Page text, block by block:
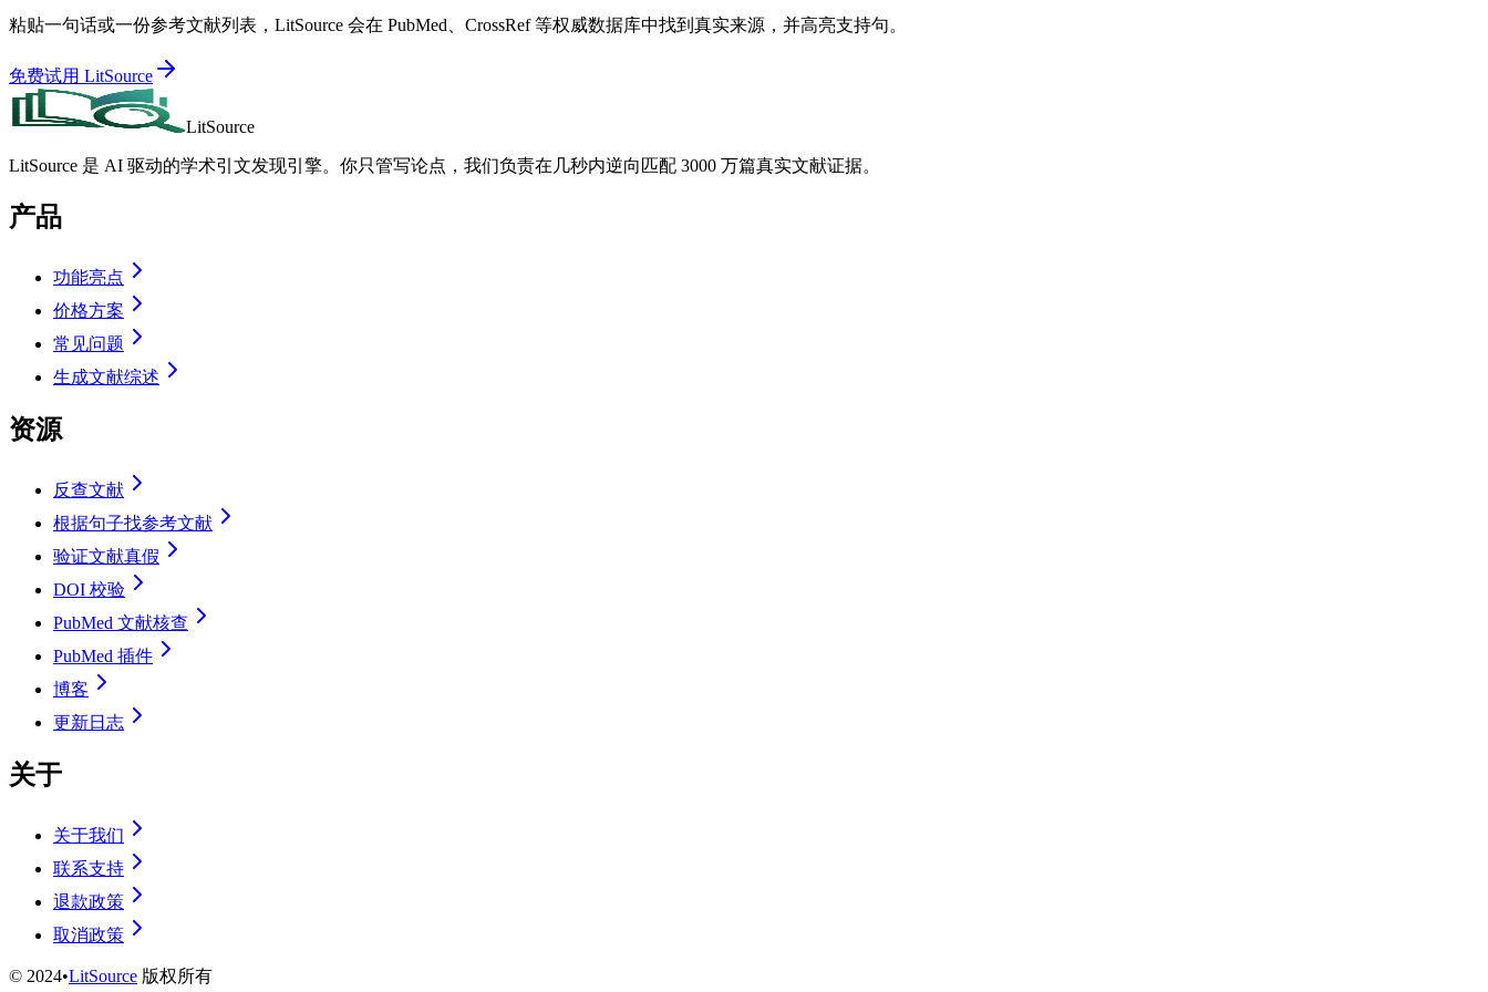
粘贴一句话或一份参考文献列表，LitSource 会在 PubMed、CrossRef 等权威数据库中找到真实来源，并高亮支持句。
免费试用 LitSource
LitSource
LitSource 是 AI 驱动的学术引文发现引擎。你只管写论点，我们负责在几秒内逆向匹配 3000 万篇真实文献证据。
产品
功能亮点
价格方案
常见问题
生成文献综述
资源
反查文献
根据句子找参考文献
验证文献真假
DOI 校验
PubMed 文献核查
PubMed 插件
博客
更新日志
关于
关于我们
联系支持
退款政策
取消政策
© 2024•LitSource 版权所有